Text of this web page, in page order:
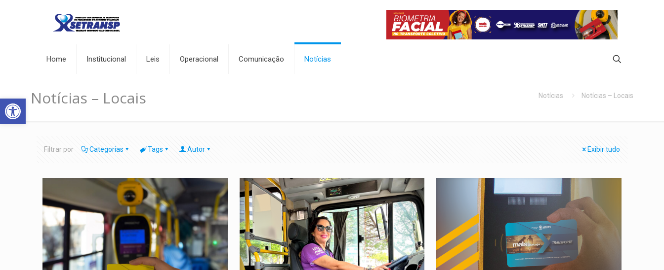
Abrir a barra de ferramentas
Home Institucional Leis Operacional Comunicação Notícias
Notícias – Locais Notícias Notícias – Locais
Filtrar por Categorias Tags Autor Exibir tudo